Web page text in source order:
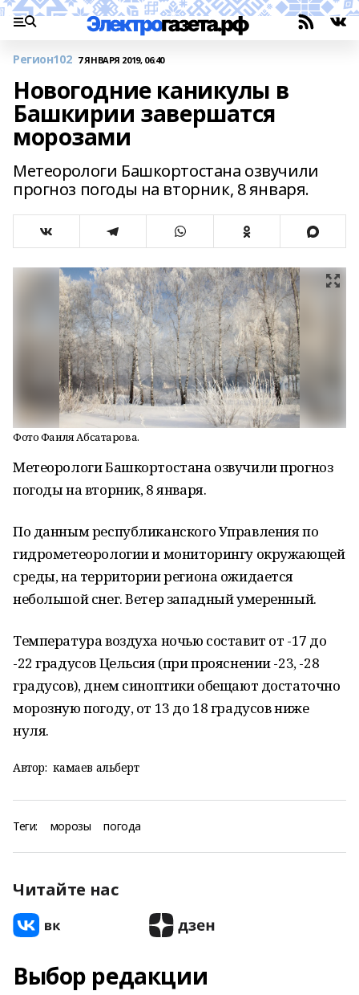
Регион102 7 ЯНВАРЯ 2019, 06:40
Новогодние каникулы в
Башкирии завершатся
морозами
Метеорологи Башкортостана озвучили
прогноз погоды на вторник, 8 января.
Фото Фаиля Абсатарова.
Метеорологи Башкортостана озвучили прогноз
погоды на вторник, 8 января.
По данным республиканского Управления по
гидрометеорологии и мониторингу окружающей
среды, на территории региона ожидается
небольшой снег. Ветер западный умеренный.
Температура воздуха ночью составит от -17 до
-22 градусов Цельсия (при прояснении -23, -28
градусов), днем синоптики обещают достаточно
морозную погоду, от 13 до 18 градусов ниже
нуля.
Автор: камаев альберт
Теги: морозы погода
Читайте нас
Выбор редакции